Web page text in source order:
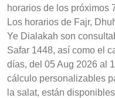
horarios de los próximos
Los horarios de Fajr,
Ye Dialakah son
Safar 1448, así como el
días, del 05 Aug 2026 al
cálculo personalizables
la salat, están